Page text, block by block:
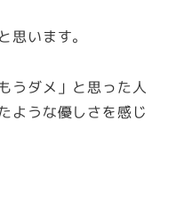
思います。
うダメ」と思った人
ような優しさを感じ